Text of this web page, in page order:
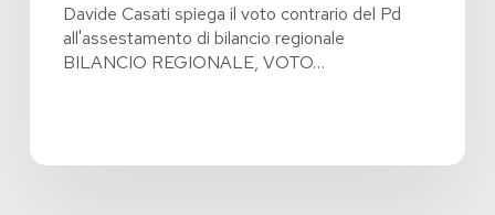
Davide Casati spiega il voto contrario del Pd
all'assestamento di bilancio regionale
BILANCIO REGIONALE, VOTO…